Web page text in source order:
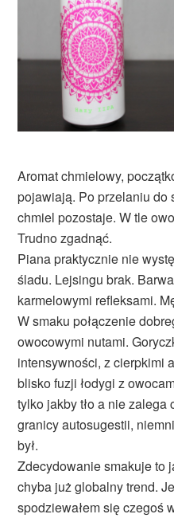
Aromat chmielowy,
pojawiają. Po przelaniu do
chmiel pozostaje. W tle
Trudno zgadnąć.
Piana praktycznie nie
śladu. Lejsingu brak.
karmelowymi refleksami.
W smaku połączenie
owocowymi nutami.
intensywności, z cierpkimi
blisko fuzji łodygi z
tylko jakby tło a nie
granicy autosugestii,
był.
Zdecydowanie smakuje to
chyba już globalny trend.
spodziewałem się czegoś